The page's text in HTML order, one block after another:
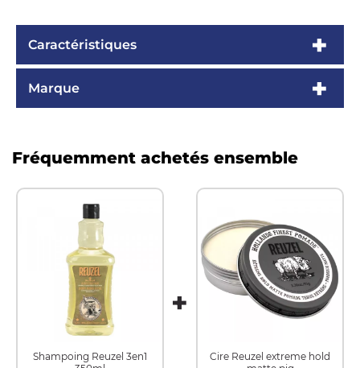
Caractéristiques
Marque
Fréquemment achetés ensemble
Shampoing Reuzel 3en1
Cire Reuzel extreme hold